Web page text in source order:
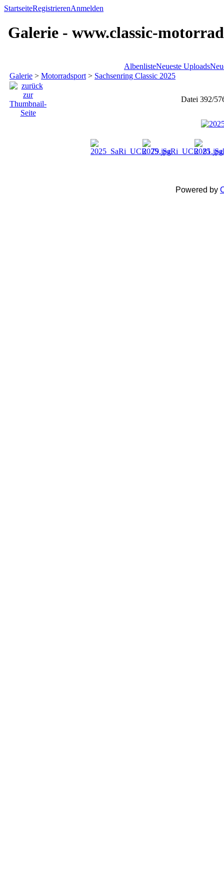
StartseiteRegistrierenAnmelden
Galerie - www.classic-
AlbenlisteNeueste Uploads
Galerie > Motorradsport > Sachsenring Classic 2025
Datei 392/
Powered by